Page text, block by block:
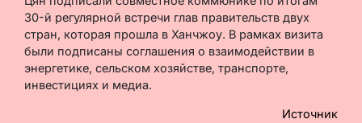
30-й регулярной встречи глав правительств двух
стран, которая прошла в Ханчжоу. В рамках визита
были подписаны соглашения о взаимодействии в
энергетике, сельском хозяйстве, транспорте,
инвестициях и медиа.
Источник